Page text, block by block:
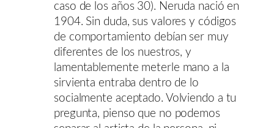
caso de los años 30). Neruda nació en
1904. Sin duda, sus valores y códigos
de comportamiento debían ser muy
diferentes de los nuestros, y
lamentablemente meterle mano a la
sirvienta entraba dentro de lo
socialmente aceptado. Volviendo a tu
pregunta, pienso que no podemos